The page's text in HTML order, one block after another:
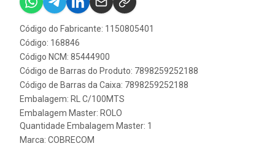
Código do Fabricante: 1150805401
Código: 168846
Código NCM: 85444900
Código de Barras do Produto: 7898259252188
Código de Barras da Caixa: 7898259252188
Embalagem: RL C/100MTS
Embalagem Master: ROLO
Quantidade Embalagem Master: 1
Marca: COBRECOM